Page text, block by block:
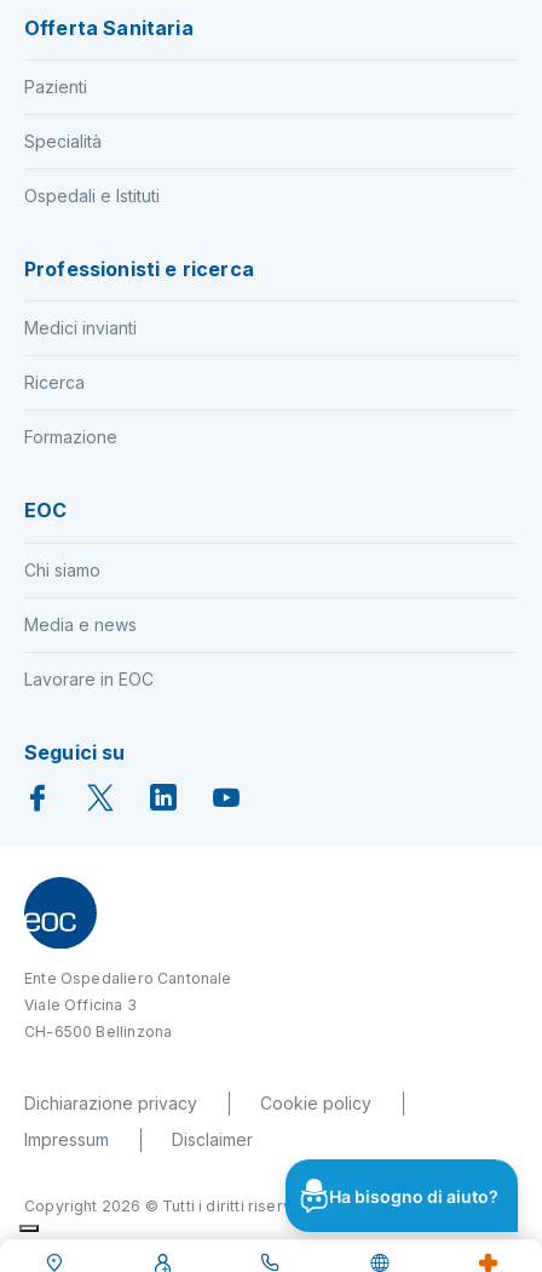
Offerta Sanitaria
Pazienti
Specialità
Ospedali e Istituti
Professionisti e ricerca
Medici invianti
Ricerca
Formazione
EOC
Chi siamo
Media e news
Lavorare in EOC
Seguici su
Ente Ospedaliero Cantonale
Viale Officina 3
CH-6500 Bellinzona
Dichiarazione privacy
Cookie policy
Impressum
Disclaimer
Copyright 2026 © Tutti i diritti riservati
Ha bisogno di aiuto?